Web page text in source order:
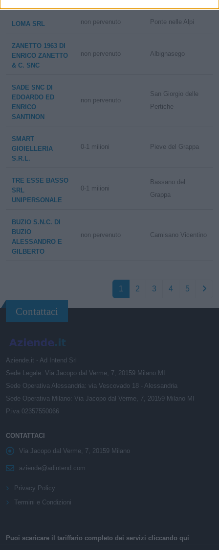
LOMA SRL non pervenuto Ponte nelle Alpi
ZANETTO 1963 DI
ENRICO ZANETTO
& C. SNC
non pervenuto Albignasego
SADE SNC DI
EDOARDO ED
ENRICO
SANTINON
non pervenuto
San Giorgio delle
Pertiche
SMART
GIOIELLERIA
S.R.L.
0-1 milioni Pieve del Grappa
TRE ESSE BASSO
SRL
UNIPERSONALE
0-1 milioni
Bassano del
Grappa
BUZIO S.N.C. DI
BUZIO
ALESSANDRO E
GILBERTO
non pervenuto Camisano Vicentino
1 2 3 4 5
Contattaci
Aziende.it - Ad Intend Srl
Sede Legale: Via Jacopo dal Verme, 7, 20159 Milano MI
Sede Operativa Alessandria: via Vescovado 18 - Alessandria
Sede Operativa Milano: Via Jacopo dal Verme, 7, 20159 Milano MI
P.iva 02357550066
CONTATTACI
Via Jacopo dal Verme, 7, 20159 Milano
aziende@adintend.com
Privacy Policy
Termini e Condizioni
Puoi scaricare il tariffario completo dei servizi cliccando qui